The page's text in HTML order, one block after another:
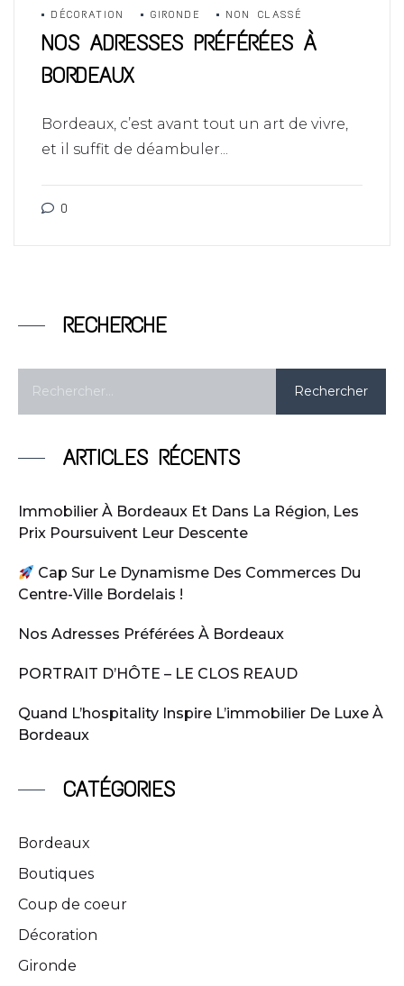
DÉCORATION
GIRONDE NON CLASSÉ
NOS ADRESSES PRÉFÉRÉES À
BORDEAUX
Bordeaux, c’est avant tout un art de vivre,
et il suffit de déambuler...
0
RECHERCHE
ARTICLES RÉCENTS
Immobilier À Bordeaux Et Dans La Région, Les
Prix Poursuivent Leur Descente
Cap Sur Le Dynamisme Des Commerces Du
Centre-Ville Bordelais !
Nos Adresses Préférées À Bordeaux
PORTRAIT D’HÔTE – LE CLOS REAUD
Quand L’hospitality Inspire L’immobilier De Luxe À
Bordeaux
CATÉGORIES
Bordeaux
Boutiques
Coup de coeur
Décoration
Gironde